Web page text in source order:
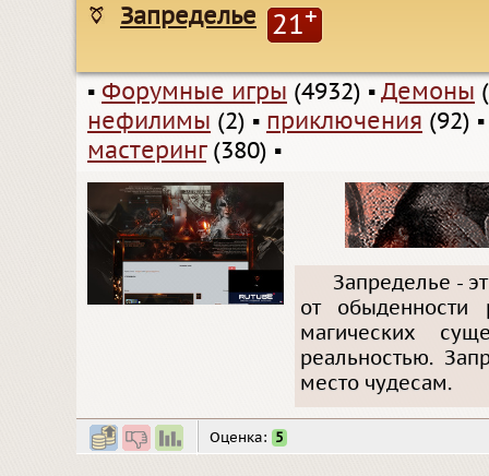
Запределье 21+
▪ Форумные игры (4932) ▪ Демоны
нефилимы (2) ▪ приключения (92)
мастеринг(380) ▪
Запределье -
от
магических
реальностью.
место чудесам.
Оценка: 5